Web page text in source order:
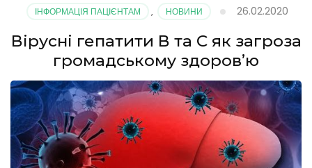
ІНФОРМАЦІЯ ПАЦІЄНТАМ , НОВИНИ 26.02.2020
Вірусні гепатити В та С як загроза
громадському здоров’ю